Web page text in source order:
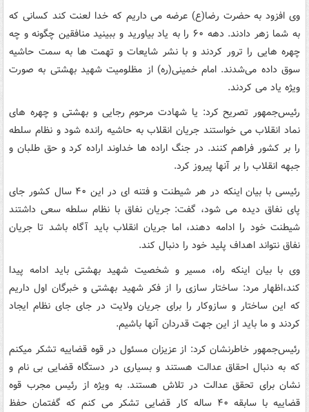
وی افزود به حضرت رضا(ع) عرضه می داریم که خدا لعنت کند کسانی که
به شما زهر دادند. دهه ۶۰ را به یاد بیاورید و ببینید منافقین چگونه و چه
چهره هایی را ترور کردند و با نشر شایعات و تهمت ها به سمت حاشیه
سوق داده می‌شدند. امام خمینی(ره) از مظلومیت شهید بهشتی به صورت
ویژه یاد می کردند.
رئیس‌جمهور تصریح کرد: یا شهادت مرحوم رجایی و بهشتی و چهره های
نماد انقلاب می خواستند جریان انقلاب به حاشیه رانده شود و نظام سلطه
را بر کشور فراهم کنند. در جنگ اراده ها خداوند اراده کرد و حق طلبان و
جبهه انقلاب را بر آنها پیروز کرد.
رئیسی با بیان اینکه در هر شیطنت و فتنه ای در این ۴۰ سال کشور جای
پای نفاق دیده می شود، گفت: جریان نفاق با نظام سلطه سعی داشتند
شیطنت خود را ادامه دهند، اما جریان انقلاب باید آگاه باشد تا جریان
نفاق نتواند اهداف پلید خود را دنبال کند.
وی با بیان اینکه راه، مسیر و شخصیت شهید بهشتی باید ادامه پیدا
کند،اظهار مرد: ساختار سازی را از فکر شهید بهشتی و خبرگان اول داریم
که این ساختار و سازوکار را برای جریان ولایت در جای جای نظام ایجاد
کردند و ما باید از این جهت قدردان آنها باشیم.
رئیس‌جمهور خاطرنشان کرد: از عزیزان مسئول در قوه قضاییه تشکر میکنم
که به دنبال احقاق عدالت هستند و بسیاری در دستگاه قضایی بی نام و
نشان برای تحقق عدالت در تلاش هستند. به ویژه از رئیس مجرب قوه
قضاییه با سابقه ۴۰ ساله کار قضایی تشکر می کنم که گفتمان حفظ